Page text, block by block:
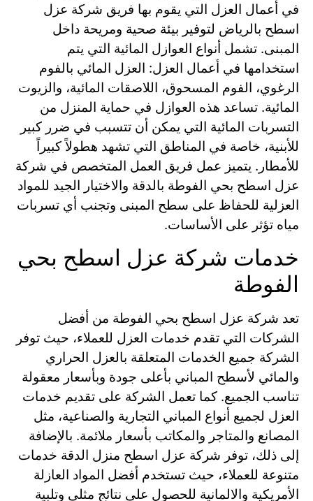
في أعمال العزل التي يقوم بها فريق شركة عزل
اسطح بالرياض لتوفير بيئة صحية ومريحة داخل
المبنى. تشمل أنواع العوازل المائية التي يتم
استخدامها في أعمال العزل: العزل المائي بالفوم
الرغوي، الفوم المسحوق، اللاصقات المائية، والزيوت
المائية. تساعد هذه العوازل في حماية المنزل من
التسربات المائية التي يمكن أن تتسبب في ضرر كبير
للأبنية، خاصة في المناطق التي تشهد هطولاً كبيراً
للأمطار. يتميز عمل فريق العمل المتخصص في شركة
عزل اسطح بحي الفوطة بالدقة والاختيار الجيد للمواد
العزلية للحفاظ على سطح المبنى وتجنب أي تسربات
مياه تؤثر على الأساسات.
خدمات شركة عزل اسطح بحي
الفوطة
تعد شركة عزل اسطح بحي الفوطة من أفضل
الشركات التي تقدم خدمات العزل للعملاء، حيث توفر
الشركة جميع الخدمات المتعلقة بالعزل الحراري
والمائي لأسطح المباني بأعلى جودة وبأسعار معقولة
تناسب الجميع. كما تعمل الشركة على تقديم خدمات
العزل لجميع أنواع المباني التجارية والصناعية، مثل
المصانع والمتاجر والمكاتب بأسعار ملائمة. بالإضافة
إلى ذلك، توفر شركة عزل اسطح منزل الدقة خدمات
متنوعة للعملاء، حيث تستخدم أفضل المواد العازلة
الأمريكية والالمانية للحصول على نتائج مثلى وتلبية